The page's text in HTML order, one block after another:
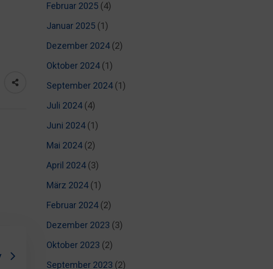
Februar 2025(4)
Januar 2025(1)
Dezember 2024(2)
Oktober 2024(1)
September 2024(1)
Juli 2024(4)
Juni 2024(1)
Mai 2024(2)
April 2024(3)
März 2024(1)
Februar 2024(2)
Dezember 2023 (3)
Oktober 2023 (2)
September 2023 (2)